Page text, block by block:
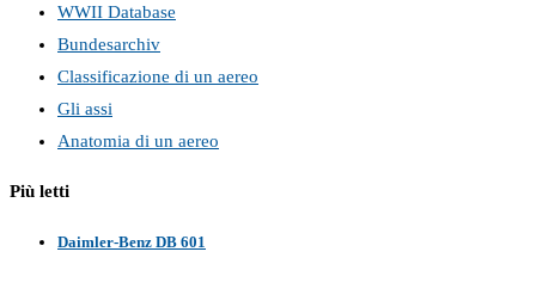
WWII Database
Bundesarchiv
Classificazione di un aereo
Gli assi
Anatomia di un aereo
Più letti
Daimler-Benz DB 601